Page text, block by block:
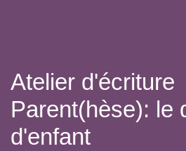
Atelier d'écriture
Parent(hèse): le
d'enfant